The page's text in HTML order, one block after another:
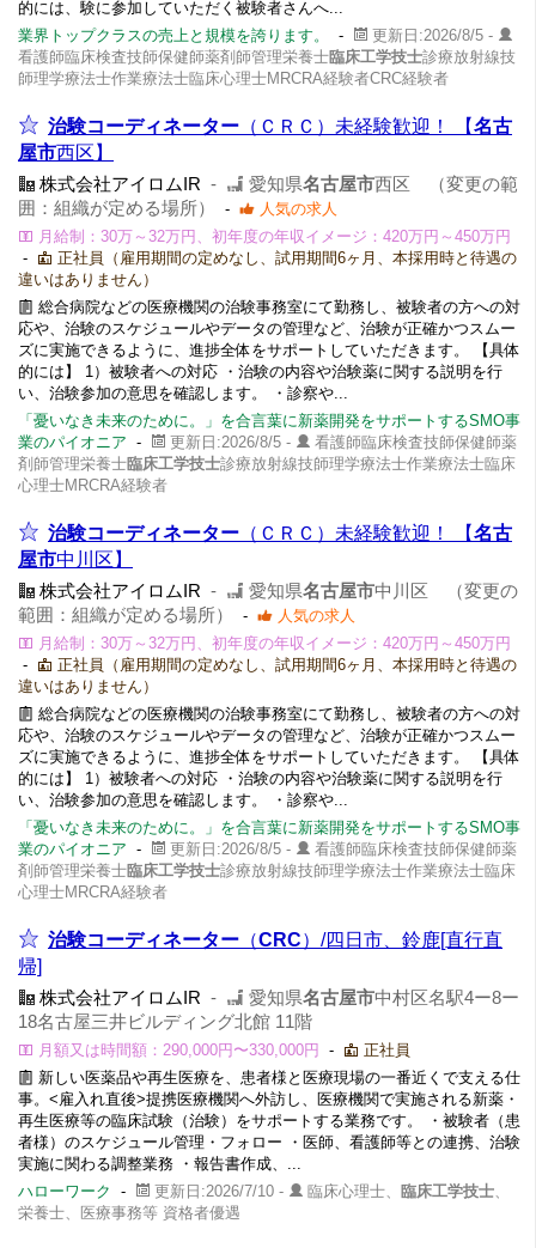
的には、験に参加していただく被験者さんへ...
業界トップクラスの売上と規模を誇ります。
-
更新日:2026/8/5 -
看護師臨床検査技師保健師薬剤師管理栄養士臨床工学技士診療放射線技
師理学療法士作業療法士臨床心理士MRCRA経験者CRC経験者
治験コーディネーター （ＣＲＣ）未経験歓迎！ 【名古
屋市西区】
株式会社アイロムIR - 愛知県名古屋市西区 （変更の範
囲：組織が定める場所）
-
人気の求人
月給制：30万～32万円、初年度の年収イメージ：420万円～450万円
-
正社員（雇用期間の定めなし、試用期間6ヶ月、本採用時と待遇の
違いはありません）
総合病院などの医療機関の治験事務室にて勤務し、被験者の方への対
応や、治験のスケジュールやデータの管理など、治験が正確かつスムー
ズに実施できるように、進捗全体をサポートしていただきます。 【具体
的には】 1）被験者への対応 ・治験の内容や治験薬に関する説明を行
い、治験参加の意思を確認します。 ・診察や...
「憂いなき未来のために。」を合言葉に新薬開発をサポートするSMO事
業のパイオニア - 更新日:2026/8/5 -
看護師臨床検査技師保健師薬
剤師管理栄養士臨床工学技士診療放射線技師理学療法士作業療法士臨床
心理士MRCRA経験者
治験コーディネーター （ＣＲＣ）未経験歓迎！ 【名古
屋市中川区】
株式会社アイロムIR - 愛知県名古屋市中川区 （変更の
範囲：組織が定める場所）
-
人気の求人
月給制：30万～32万円、初年度の年収イメージ：420万円～450万円
-
正社員（雇用期間の定めなし、試用期間6ヶ月、本採用時と待遇の
違いはありません）
総合病院などの医療機関の治験事務室にて勤務し、被験者の方への対
応や、治験のスケジュールやデータの管理など、治験が正確かつスムー
ズに実施できるように、進捗全体をサポートしていただきます。 【具体
的には】 1）被験者への対応 ・治験の内容や治験薬に関する説明を行
い、治験参加の意思を確認します。 ・診察や...
「憂いなき未来のために。」を合言葉に新薬開発をサポートするSMO事
業のパイオニア - 更新日:2026/8/5 -
看護師臨床検査技師保健師薬
剤師管理栄養士臨床工学技士診療放射線技師理学療法士作業療法士臨床
心理士MRCRA経験者
治験コーディネーター （CRC）/四日市、鈴鹿[直行直
帰]
株式会社アイロムIR - 愛知県名古屋市中村区名駅4ー8ー
18名古屋三井ビルディング北館 11階
月額又は時間額：290,000円〜330,000円 -
正社員
新しい医薬品や再生医療を、患者様と医療現場の一番近くで支える仕
事。<雇入れ直後>提携医療機関へ外訪し、医療機関で実施される新薬・
再生医療等の臨床試験（治験）をサポートする業務です。 ・被験者（患
者様）のスケジュール管理・フォロー ・医師、看護師等との連携、治験
実施に関わる調整業務 ・報告書作成、...
ハローワーク
- 更新日:2026/7/10 - 臨床心理士、 臨床工学技士
栄養士、医療事務等 資格者優遇